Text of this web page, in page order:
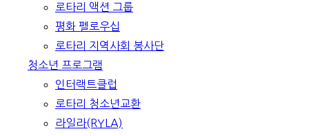
로타리 액션 그룹
평화 펠로우십
로타리 지역사회 봉사단
청소년 프로그램
인터랙트클럽
로타리 청소년교환
라일라(RYLA)